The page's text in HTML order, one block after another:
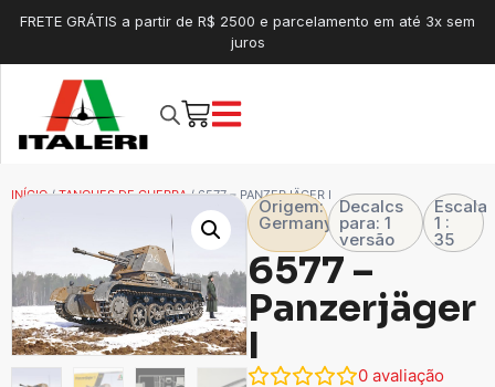
FRETE GRÁTIS a partir de R$ 2500 e parcelamento em até 3x sem
juros
INÍCIO/TANQUES DE GUERRA/ 6577 – PANZERJÄGER I
Origem:
Germany
Decalcs
para: 1
versão
Escala
1 :
35
6577 –
Panzerjäger
I
0 avaliação